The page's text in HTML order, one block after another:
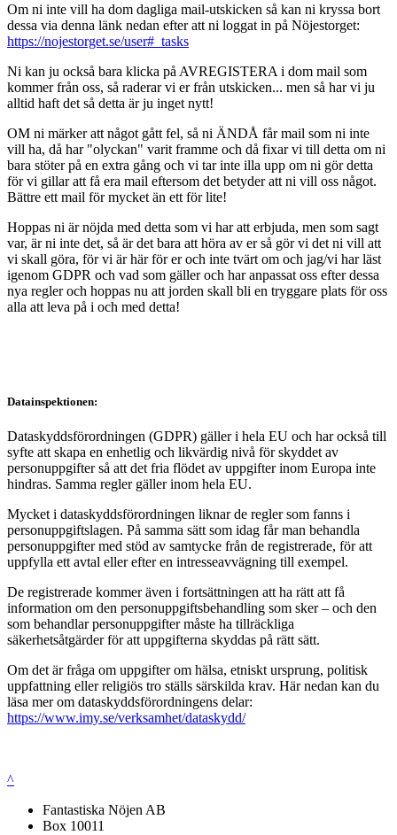
Om ni inte vill ha dom dagliga mail-utskicken så kan ni kryssa bort
dessa via denna länk nedan efter att ni loggat in på Nöjestorget:
https://nojestorget.se/user#_tasks
Ni kan ju också bara klicka på AVREGISTERA i dom mail som
kommer från oss, så raderar vi er från utskicken... men så har vi ju
alltid haft det så detta är ju inget nytt!
OM ni märker att något gått fel, så ni ÄNDÅ får mail som ni inte
vill ha, då har "olyckan" varit framme och då fixar vi till detta om ni
bara stöter på en extra gång och vi tar inte illa upp om ni gör detta
för vi gillar att få era mail eftersom det betyder att ni vill oss något.
Bättre ett mail för mycket än ett för lite!
Hoppas ni är nöjda med detta som vi har att erbjuda, men som sagt
var, är ni inte det, så är det bara att höra av er så gör vi det ni vill att
vi skall göra, för vi är här för er och inte tvärt om och jag/vi har läst
igenom GDPR och vad som gäller och har anpassat oss efter dessa
nya regler och hoppas nu att jorden skall bli en tryggare plats för oss
alla att leva på i och med detta!
Datainspektionen:
Dataskyddsförordningen (GDPR) gäller i hela EU och har också till
syfte att skapa en enhetlig och likvärdig nivå för skyddet av
personuppgifter så att det fria flödet av uppgifter inom Europa inte
hindras. Samma regler gäller inom hela EU.
Mycket i dataskyddsförordningen liknar de regler som fanns i
personuppgiftslagen. På samma sätt som idag får man behandla
personuppgifter med stöd av samtycke från de registrerade, för att
uppfylla ett avtal eller efter en intresseavvägning till exempel.
De registrerade kommer även i fortsättningen att ha rätt att få
information om den personuppgiftsbehandling som sker – och den
som behandlar personuppgifter måste ha tillräckliga
säkerhetsåtgärder för att uppgifterna skyddas på rätt sätt.
Om det är fråga om uppgifter om hälsa, etniskt ursprung, politisk
uppfattning eller religiös tro ställs särskilda krav. Här nedan kan du
läsa mer om dataskyddsförordningens delar:
https://www.imy.se/verksamhet/dataskydd/
^
Fantastiska Nöjen AB
Box 10011